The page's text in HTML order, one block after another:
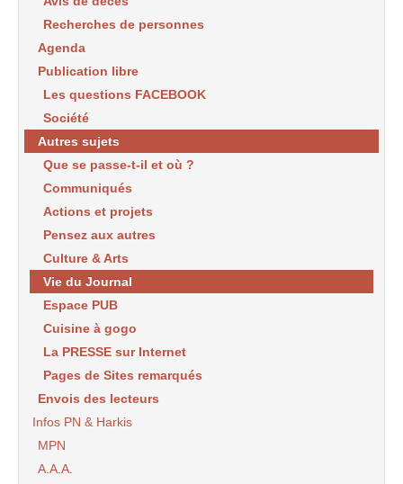
Recherches de personnes
Agenda
Publication libre
Les questions FACEBOOK
Société
Autres sujets
Que se passe-t-il et où ?
Communiqués
Actions et projets
Pensez aux autres
Culture & Arts
Vie du Journal
Espace PUB
Cuisine à gogo
La PRESSE sur Internet
Pages de Sites remarqués
Envois des lecteurs
Infos PN & Harkis
MPN
A.A.A.